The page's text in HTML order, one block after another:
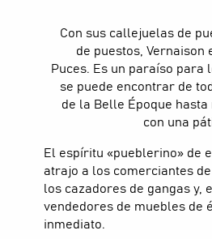
Con sus callejuelas de
de puestos, Vernaison
Puces. Es un paraíso para
se puede encontrar de
de la Belle Époque
con una
El espíritu «pueblerino» de
atrajo a los comerciantes
los cazadores de gangas y,
vendedores de muebles de
inmediato.